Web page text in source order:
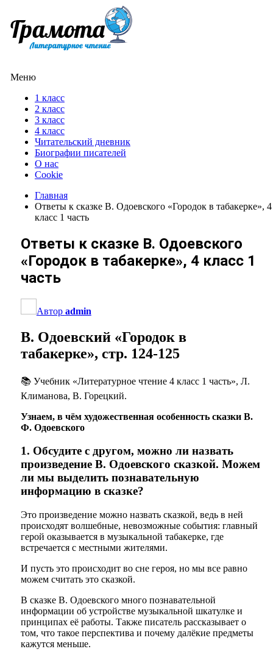
Меню
1 класс
2 класс
3 класс
4 класс
Читательский дневник
Биографии писателей
О нас
Cookie
Главная
Ответы к сказке В. Одоевского «Городок в табакерке», 4
класс 1 часть
Ответы к сказке В. Одоевского
«Городок в табакерке», 4 класс 1
часть
Автор admin
В. Одоевский «Городок в
табакерке», стр. 124-125
📚 Учебник «Литературное чтение 4 класс 1 часть», Л.
Климанова, В. Горецкий.
Узнаем, в чём художественная особенность сказки В.
Ф. Одоевского
1. Обсудите с другом, можно ли назвать
произведение В. Одоевского сказкой. Можем
ли мы выделить познавательную
информацию в сказке?
Это произведение можно назвать сказкой, ведь в ней
происходят волшебные, невозможные события: главный
герой оказывается в музыкальной табакерке, где
встречается с местными жителями.
И пусть это происходит во сне героя, но мы все равно
можем считать это сказкой.
В сказке В. Одоевского много познавательной
информации об устройстве музыкальной шкатулке и
принципах её работы. Также писатель рассказывает о
том, что такое перспектива и почему далёкие предметы
кажутся меньше.